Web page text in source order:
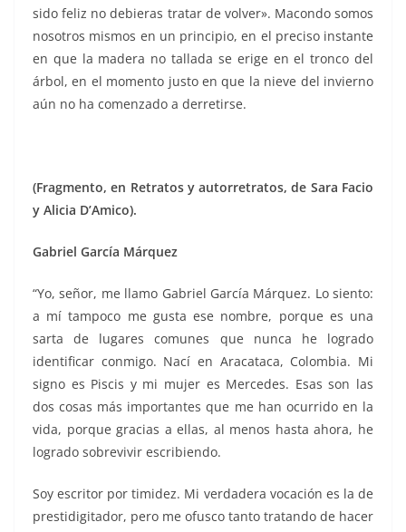
sido feliz no debieras tratar de volver». Macondo somos
nosotros mismos en un principio, en el preciso instante
en que la madera no tallada se erige en el tronco del
árbol, en el momento justo en que la nieve del invierno
aún no ha comenzado a derretirse.
(Fragmento, en Retratos y autorretratos, de Sara Facio
y Alicia D’Amico).
Gabriel García Márquez
“Yo, señor, me llamo Gabriel García Márquez. Lo siento:
a mí tampoco me gusta ese nombre, porque es una
sarta de lugares comunes que nunca he logrado
identificar conmigo. Nací en Aracataca, Colombia. Mi
signo es Piscis y mi mujer es Mercedes. Esas son las
dos cosas más importantes que me han ocurrido en la
vida, porque gracias a ellas, al menos hasta ahora, he
logrado sobrevivir escribiendo.
Soy escritor por timidez. Mi verdadera vocación es la de
prestidigitador, pero me ofusco tanto tratando de hacer